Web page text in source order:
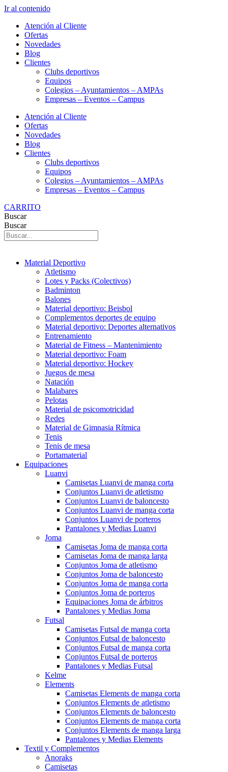
Ir al contenido
Atención al Cliente
Ofertas
Novedades
Blog
Clientes
Clubs deportivos
Equipos
Colegios – Ayuntamientos – AMPAs
Empresas – Eventos – Campus
Atención al Cliente
Ofertas
Novedades
Blog
Clientes
Clubs deportivos
Equipos
Colegios – Ayuntamientos – AMPAs
Empresas – Eventos – Campus
CARRITO
Buscar
Buscar
Material Deportivo
Atletismo
Lotes y Packs (Colectivos)
Badminton
Balones
Material deportivo: Beisbol
Complementos deportes de equipo
Material deportivo: Deportes alternativos
Entrenamiento
Material de Fitness – Mantenimiento
Material deportivo: Foam
Material deportivo: Hockey
Juegos de mesa
Natación
Malabares
Pelotas
Material de psicomotricidad
Redes
Material de Gimnasia Rítmica
Tenis
Tenis de mesa
Portamaterial
Equipaciones
Luanvi
Camisetas Luanvi de manga corta
Conjuntos Luanvi de atletismo
Conjuntos Luanvi de baloncesto
Conjuntos Luanvi de manga corta
Conjuntos Luanvi de porteros
Pantalones y Medias Luanvi
Joma
Camisetas Joma de manga corta
Camisetas Joma de manga larga
Conjuntos Joma de atletismo
Conjuntos Joma de baloncesto
Conjuntos Joma de manga corta
Conjuntos Joma de porteros
Equipaciones Joma de árbitros
Pantalones y Medias Joma
Futsal
Camisetas Futsal de manga corta
Conjuntos Futsal de baloncesto
Conjuntos Futsal de manga corta
Conjuntos Futsal de porteros
Pantalones y Medias Futsal
Kelme
Elements
Camisetas Elements de manga corta
Conjuntos Elements de atletismo
Conjuntos Elements de baloncesto
Conjuntos Elements de manga corta
Conjuntos Elements de manga larga
Pantalones y Medias Elements
Textil y Complementos
Anoraks
Camisetas